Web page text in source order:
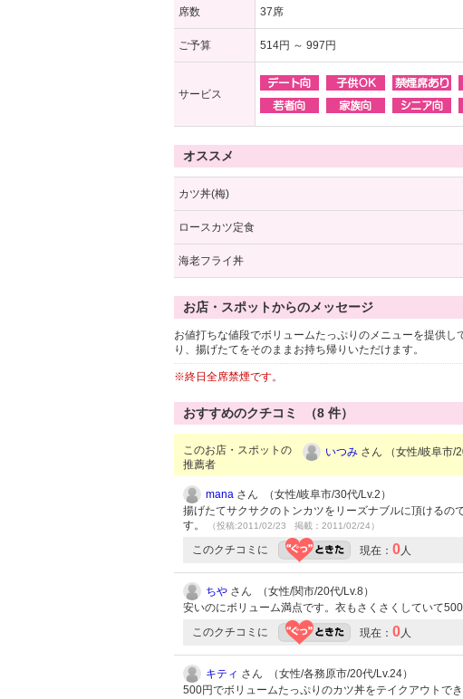
席数 37席
ご予算 514円 ～ 997円
サービス
オススメ
カツ丼(梅)
ロースカツ定食
海老フライ丼
お店・スポットからのメッセージ
お値打ちな値段でボリュームたっぷりのメニューを提供
り、揚げたてをそのままお持ち帰りいただけます。
※終日全席禁煙です。
おすすめのクチコミ （8 件）
このお店・スポットの
推薦者
いつみ さん （女性/岐阜市/
mana さん （女性/岐阜市/30代/Lv.2）
揚げたてサクサクのトンカツをリーズナブルに頂けるの
す。
（投稿:2011/02/23 掲載：2011/02/24）
このクチコミに 現在： 0人
ちや さん （女性/関市/20代/Lv.8）
安いのにボリューム満点です。衣もさくさくしていて
このクチコミに 現在： 0人
キティ さん （女性/各務原市/20代/Lv.24）
500円でボリュームたっぷりのカツ丼をテイクアウトで